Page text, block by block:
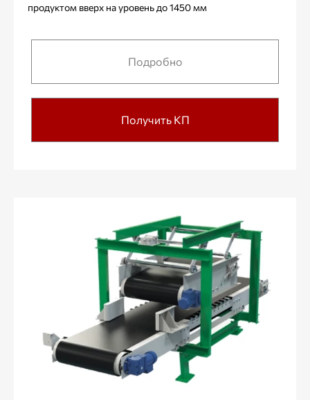
продуктом вверх на уровень до 1450 мм
Подробно
Получить КП